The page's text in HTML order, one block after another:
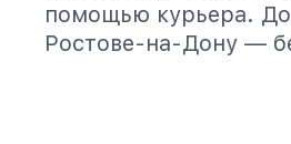
помощью курьера.
Ростове-на-Дону —